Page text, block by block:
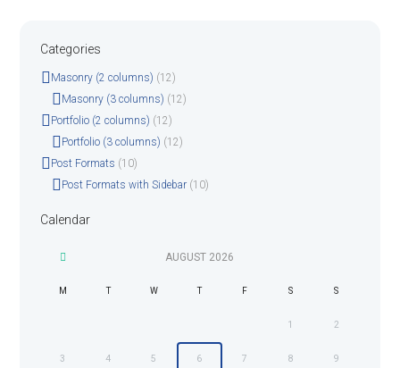
Categories
Masonry (2 columns) (12)
Masonry (3 columns) (12)
Portfolio (2 columns) (12)
Portfolio (3 columns) (12)
Post Formats (10)
Post Formats with Sidebar(10)
Calendar
AUGUST 2026
M T W T F S S
1 2
3 4 5 6 7 8 9